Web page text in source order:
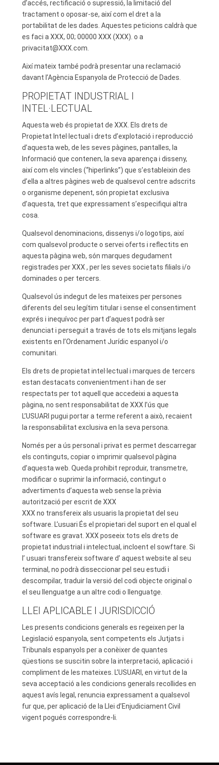
d’accés, rectificació o supressió, la limitació del
tractament o oposar-se, així com el dret a la
portabilitat de les dades. Aquestes peticions caldrà que
es faci a XXX, 00; 00000 XXX (XXX). o a
privacitat@XXX.com
Així mateix també podrà presentar una reclamació
davant l’Agència Espanyola de Protecció de Dades.
PROPIETAT INDUSTRIAL I
INTEL·LECTUAL
Aquesta web és propietat de XXX. Els drets de
Propietat Intel·lectual i drets d’explotació i reproducció
d’aquesta web, de les seves pàgines, pantalles, la
Informació que contenen, la seva aparença i disseny,
així com els vincles (“hiperlinks”) que s’estableixin des
d’ella a altres pàgines web de qualsevol centre adscrits
o organisme depenent, són propietat exclusiva
d’aquesta, tret que expressament s’especifiqui altra
cosa.
Qualsevol denominacions, dissenys i/o logotips, així
com qualsevol producte o servei oferts i reflectits en
aquesta pàgina web, són marques degudament
registrades per XXX , per les seves societats filials i/o
dominades o per tercers.
Qualsevol ús indegut de les mateixes per persones
diferents del seu legítim titular i sense el consentiment
exprés i inequívoc per part d’aquest podrà ser
denunciat i perseguit a través de tots els mitjans legals
existents en l’Ordenament Jurídic espanyol i/o
comunitari.
Els drets de propietat intel·lectual i marques de tercers
estan destacats convenientment i han de ser
respectats per tot aquell que accedeixi a aquesta
pàgina, no sent responsabilitat de XXX l’ús que
L’USUARI pugui portar a terme referent a això, recaient
la responsabilitat exclusiva en la seva persona.
Només per a ús personal i privat es permet descarregar
els continguts, copiar o imprimir qualsevol pàgina
d’aquesta web. Queda prohibit reproduir, transmetre,
modificar o suprimir la informació, contingut o
advertiments d’aquesta web sense la prèvia
autorització per escrit de XXX
XXX no transfereix als usuaris la propietat del seu
software. L’usuari És el propietari del suport en el qual el
software es gravat. XXX poseeix tots els drets de
propietat industrial i intelectual, incloent el sowftare. Si
l’ usuari transfereix software d’ aquest website al seu
terminal, no podrà disseccionar pel seu estudi i
descompilar, traduir la versió del codi objecte original o
el seu llenguatge a un altre codi o llenguatge.
LLEI APLICABLE I JURISDICCIÓ
Les presents condicions generals es regeixen per la
Legislació espanyola, sent competents els Jutjats i
Tribunals espanyols per a conèixer de quantes
qüestions se suscitin sobre la interpretació, aplicació i
compliment de les mateixes. L’USUARI, en virtut de la
seva acceptació a les condicions generals recollides en
aquest avís legal, renuncia expressament a qualsevol
fur que, per aplicació de la Llei d’Enjudiciament Civil
vigent pogués correspondre-li.